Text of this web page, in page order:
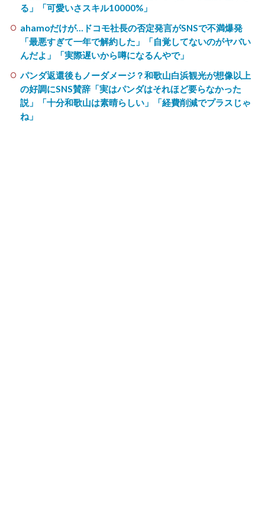
る」「可愛いさスキル10000%」
ahamoだけが…ドコモ社長の否定発言がSNSで不満爆発
「最悪すぎて一年で解約した」「自覚してないのがヤバい
んだよ」「実際遅いから噂になるんやで」
パンダ返還後もノーダメージ？和歌山白浜観光が想像以上
の好調にSNS賛辞「実はパンダはそれほど要らなかった
説」「十分和歌山は素晴らしい」「経費削減でプラスじゃ
ね」